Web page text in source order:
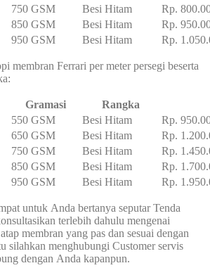
750 GSM Besi Hitam
Rp.
850 GSM Besi Hitam
Rp.
950 GSM Besi Hitam Rp.
membran Ferrari per meter persegi beserta
Gramasi
Rangka
550 GSM Besi Hitam
Rp.
650 GSM Besi Hitam
Rp.
750 GSM Besi Hitam
Rp.
850 GSM Besi Hitam
Rp.
950 GSM Besi Hitam Rp.
untuk Anda bertanya seputar Tenda
terlebih dahulu mengenai
membran yang pas dan sesuai dengan
silahkan menghubungi Customer servis
dengan Anda kapanpun.